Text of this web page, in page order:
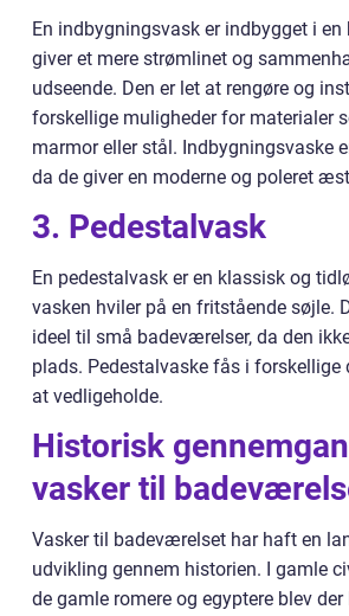
En indbygningsvask er indbygget i en
giver et mere strømlinet og
udseende. Den er let at rengøre og
forskellige muligheder for materialer
marmor eller stål. Indbygningsvaske
da de giver en moderne og poleret
3. Pedestalvask
En pedestalvask er en klassisk og
vasken hviler på en fritstående søjle.
ideel til små badeværelser, da den
plads. Pedestalvaske fås i forskellige
at vedligeholde.
Historisk
vasker til
Vasker til badeværelset har haft en
udvikling gennem historien. I gamle
de gamle romere og egyptere blev